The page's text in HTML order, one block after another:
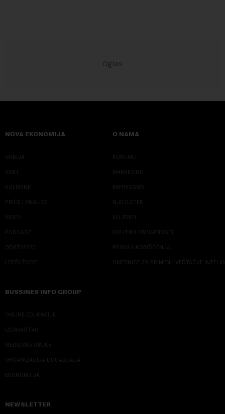
NOVA EKONOMIJA
SRBIJA
SVET
KOLUMNE
PRIČE I ANALIZE
VIDEO
PODCAST
ODRŽIVOST
LEPŠI ŽIVOT
O NAMA
KONTAKT
MARKETING
IMPRESSUM
NJUZLETER
KLIJENTI
POLITIKA PRIVATNOSTI
PRAVILA KORIŠĆENJA
SMERNICE ZA PRIMENU VEŠTAČKE
BUSSINES INFO GROUP
ONLINE EDUKACIJE
IZDAVAŠTVO
MEDIJSKE OBUKE
ORGANIZACIJA DOGADJAJA
EKONOM I JA
NEWSLETTER